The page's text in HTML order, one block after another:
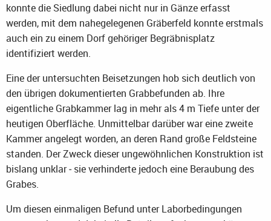
konnte die Siedlung dabei nicht nur in Gänze erfasst
werden, mit dem nahegelegenen Gräberfeld konnte erstmals
auch ein zu einem Dorf gehöriger Begräbnisplatz
identifiziert werden.
Eine der untersuchten Beisetzungen hob sich deutlich von
den übrigen dokumentierten Grabbefunden ab. Ihre
eigentliche Grabkammer lag in mehr als 4 m Tiefe unter der
heutigen Oberfläche. Unmittelbar darüber war eine zweite
Kammer angelegt worden, an deren Rand große Feldsteine
standen. Der Zweck dieser ungewöhnlichen Konstruktion ist
bislang unklar ‒ sie verhinderte jedoch eine Beraubung des
Grabes.
Um diesen einmaligen Befund unter Laborbedingungen